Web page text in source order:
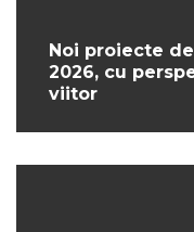
Noi proiecte
2026, cu
viitor